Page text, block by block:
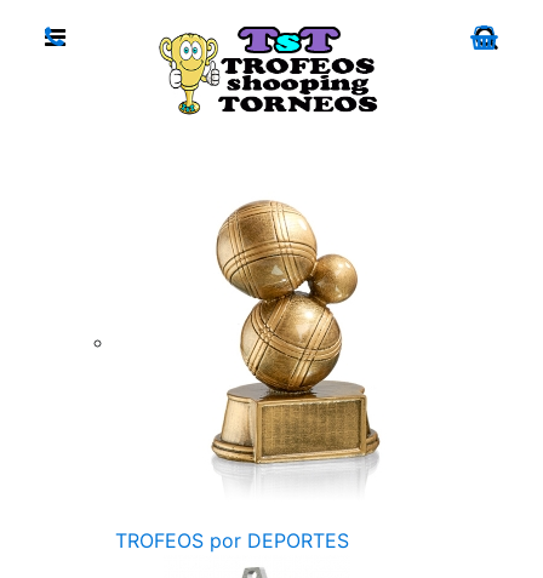
TROFEOS por DEPORTES